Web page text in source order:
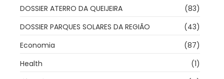
DOSSIER ATERRO DA QUEIJEIRA
(83)
DOSSIER PARQUES SOLARES DA REGIÃO
(43)
Economia
(87)
Health
(1)